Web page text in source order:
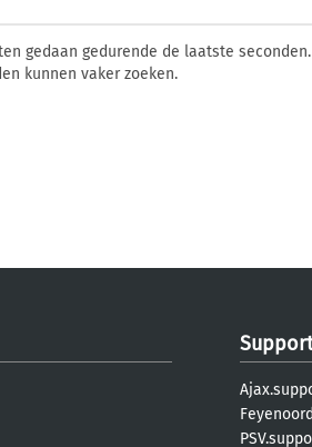
gedaan gedurende de laatste
kunnen vaker zoeken.